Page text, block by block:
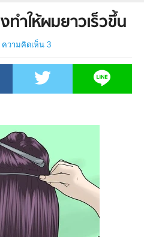
ทําให้ผมยาวเร็วขึ้น
ความคิดเห็น 3